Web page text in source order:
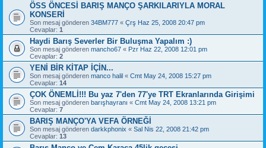
ÖSS ÖNCESİ BARIŞ MANÇO ŞARKILARIYLA MORAL
KONSERİ
Son mesaj gönderen 34BM777 « Çrş Haz 25, 2008 20:47 pm
Cevaplar: 1
Haydi Barış Severler Bir Buluşma Yapalım :)
Son mesaj gönderen mancho67 « Pzr Haz 22, 2008 12:01 pm
Cevaplar: 2
YENİ BİR KİTAP İÇİN...
Son mesaj gönderen manco halil « Cmt May 24, 2008 15:27 pm
Cevaplar: 14
ÇOK ÖNEMLİ!!! Bu yaz 7'den 77'ye TRT Ekranlarında Girişimi
Son mesaj gönderen barışhayranı « Cmt May 24, 2008 13:21 pm
Cevaplar: 7
BARIŞ MANÇO'YA VEFA ÖRNEĞİ
Son mesaj gönderen darkkphonix « Sal Nis 22, 2008 21:42 pm
Cevaplar: 13